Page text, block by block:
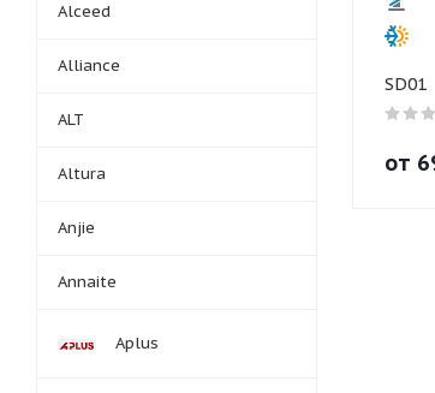
SD01
от
Alceed
Alliance
ALT
Altura
Anjie
Annaite
Aplus